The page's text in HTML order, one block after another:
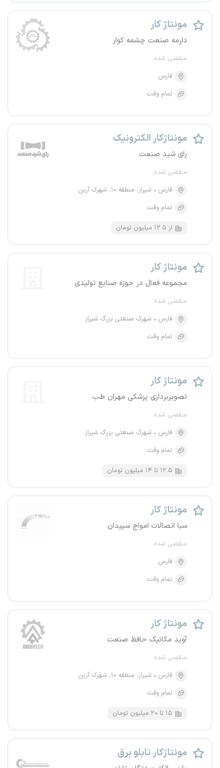
مونتاژ کار
دارمه صنعت چشمه کوار
منقضی شده
فارس
تمام وقت
مونتاژکار الکترونیک
رای شید صنعت
منقضی شده
فارس
شیراز، منطقه ۱۰، شهرک آرین
تمام وقت
از ۱۲.۵ میلیون تومان
مونتاژ کار
مجموعه فعال در حوزه صنایع تولیدی
منقضی شده
فارس
شهرک صنعتی بزرگ شیراز
تمام وقت
مونتاژ کار
تصویربرداری پزشکی مهران طب
منقضی شده
فارس
شهرک صنعتی بزرگ شیراز
تمام وقت
۱۲.۵ تا ۱۴ میلیون تومان
مونتاژ کار
سبا اتصالات امواج سپیدان
منقضی شده
فارس
تمام وقت
مونتاژ کار
آوید مکانیک حافظ صنعت
منقضی شده
فارس
شیراز، منطقه ۱۰، شهرک آرین
تمام وقت
۱۵ تا ۲۰ میلیون تومان
مونتاژکار تابلو برق